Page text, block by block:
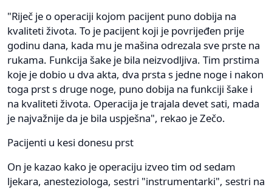
"Riječ je o operaciji kojom pacijent puno dobija na
kvaliteti života. To je pacijent koji je povrijeđen prije
godinu dana, kada mu je mašina odrezala sve prste na
rukama. Funkcija šake je bila neizvodljiva. Tim prstima
koje je dobio u dva akta, dva prsta s jedne noge i nakon
toga prst s druge noge, puno dobija na funkciji šake i
na kvaliteti života. Operacija je trajala devet sati, mada
je najvažnije da je bila uspješna", rekao je Zečo.
Pacijenti u kesi donesu prst
On je kazao kako je operaciju izveo tim od sedam
ljekara, anesteziologa, sestri "instrumentarki", sestri na